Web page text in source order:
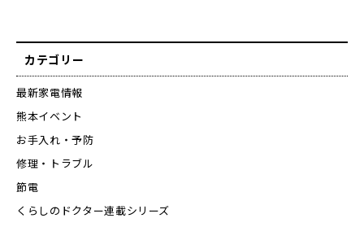
カテゴリー
最新家電情報
熊本イベント
お手入れ・予防
修理・トラブル
節電
くらしのドクター連載シリーズ